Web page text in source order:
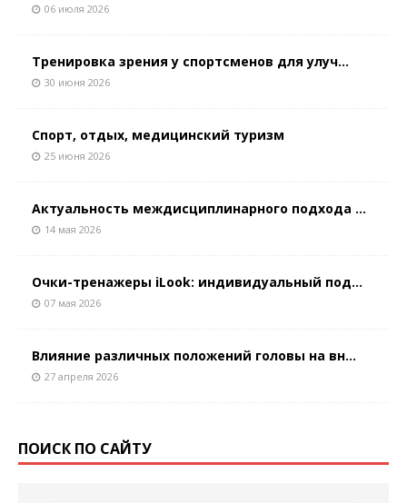
06 июля 2026
Тренировка зрения у спортсменов для улуч...
30 июня 2026
Спорт, отдых, медицинский туризм
25 июня 2026
Актуальность междисциплинарного подхода ...
14 мая 2026
Очки-тренажеры iLook: индивидуальный под...
07 мая 2026
Влияние различных положений головы на вн...
27 апреля 2026
ПОИСК ПО САЙТУ